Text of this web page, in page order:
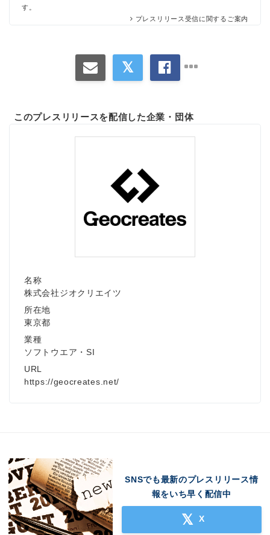
す。
プレスリリース受信に関するご案内
このプレスリリースを配信した企業・団体
名称
株式会社ジオクリエイツ
所在地
東京都
業種
ソフトウエア・SI
URL
https://geocreates.net/
SNSでも最新のプレスリリース情
報をいち早く配信中
X
Japanese